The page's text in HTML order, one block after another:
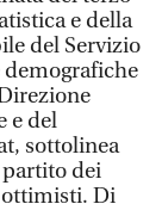
e della
del Servizio
demografiche
e del
sottolinea
dei
ottimisti. Di